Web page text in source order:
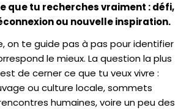
que tu recherches vraiment : défi,
ou nouvelle inspiration.
on te guide pas à pas pour identifier
le mieux. La question la plus
de cerner ce que tu veux vivre :
ou culture locale, sommets
humaines, voire un peu des